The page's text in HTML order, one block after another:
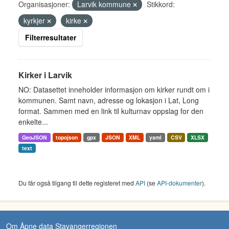
Organisasjoner:
Larvik kommune
Stikkord:
kyrkjer
kirke
Filterresultater
Kirker i Larvik
NO: Datasettet inneholder informasjon om kirker rundt om i
kommunen. Samt navn, adresse og lokasjon i Lat, Long
format. Sammen med en link til kulturnav oppslag for den
enkelte...
GeoJSON topojson gpx JSON XML yaml CSV
XLSX
text
Du får også tilgang til dette registeret med API (seAPI-dokumenter).
Om Åpne data Stavangerregionen